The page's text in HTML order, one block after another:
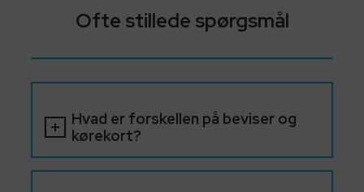
Ofte stillede spørgsmål
Hvad er forskellen på beviser og
kørekort?